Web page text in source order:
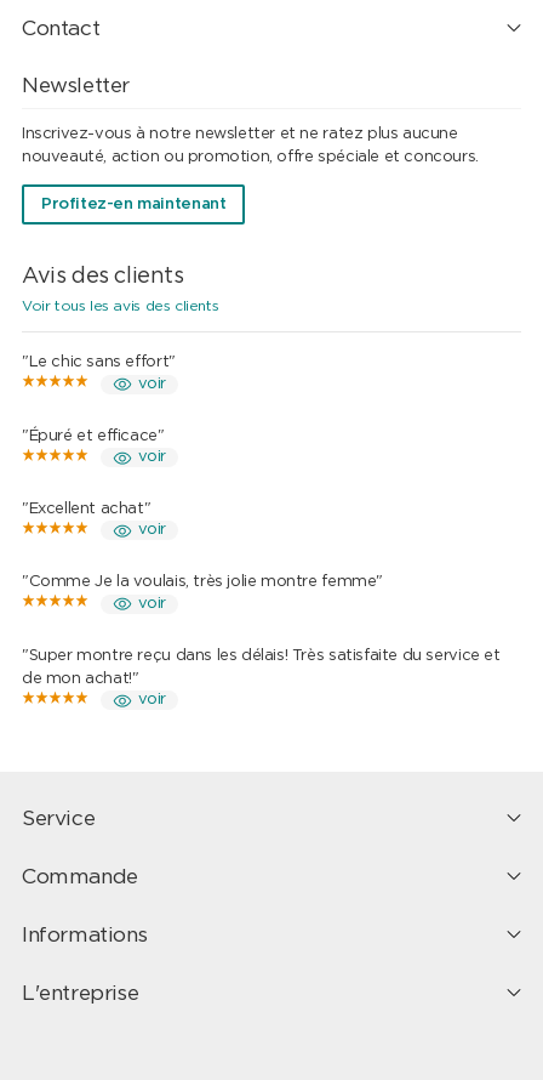
Contact
Newsletter
Inscrivez-vous à notre newsletter et ne ratez plus aucune
nouveauté, action ou promotion, offre spéciale et concours.
Profitez-en maintenant
Avis des clients
Voir tous les avis des clients
"Le chic sans effort"
voir
"Épuré et efficace"
voir
"Excellent achat"
voir
"Comme Je la voulais, très jolie montre femme"
voir
"Super montre reçu dans les délais! Très satisfaite du service et
de mon achat!"
voir
Service
Commande
Informations
L'entreprise